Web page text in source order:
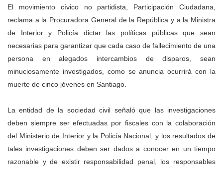
El movimiento cívico no partidista, Participación Ciudadana,
reclama a la Procuradora General de la República y a la Ministra
de Interior y Policía dictar las políticas públicas que sean
necesarias para garantizar que cada caso de fallecimiento de una
persona en alegados intercambios de disparos, sean
minuciosamente investigados, como se anuncia ocurrirá con la
muerte de cinco jóvenes en Santiago.
La entidad de la sociedad civil señaló que las investigaciones
deben siempre ser efectuadas por fiscales con la colaboración
del Ministerio de Interior y la Policía Nacional, y los resultados de
tales investigaciones deben ser dados a conocer en un tiempo
razonable y de existir responsabilidad penal, los responsables